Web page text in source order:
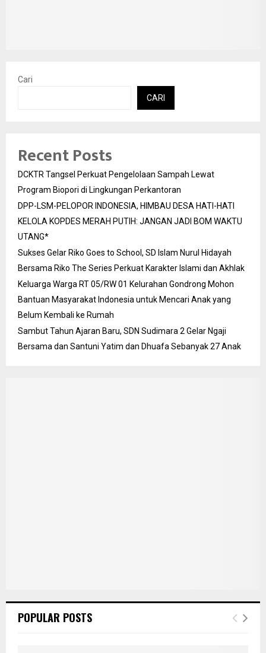
Cari
CARI
Recent Posts
DCKTR Tangsel Perkuat Pengelolaan Sampah Lewat
Program Biopori di Lingkungan Perkantoran
DPP-LSM-PELOPOR INDONESIA, HIMBAU DESA HATI-HATI
KELOLA KOPDES MERAH PUTIH: JANGAN JADI BOM WAKTU
UTANG*
Sukses Gelar Riko Goes to School, SD Islam Nurul Hidayah
Bersama Riko The Series Perkuat Karakter Islami dan Akhlak
Keluarga Warga RT 05/RW 01 Kelurahan Gondrong Mohon
Bantuan Masyarakat Indonesia untuk Mencari Anak yang
Belum Kembali ke Rumah
Sambut Tahun Ajaran Baru, SDN Sudimara 2 Gelar Ngaji
Bersama dan Santuni Yatim dan Dhuafa Sebanyak 27 Anak
POPULAR POSTS